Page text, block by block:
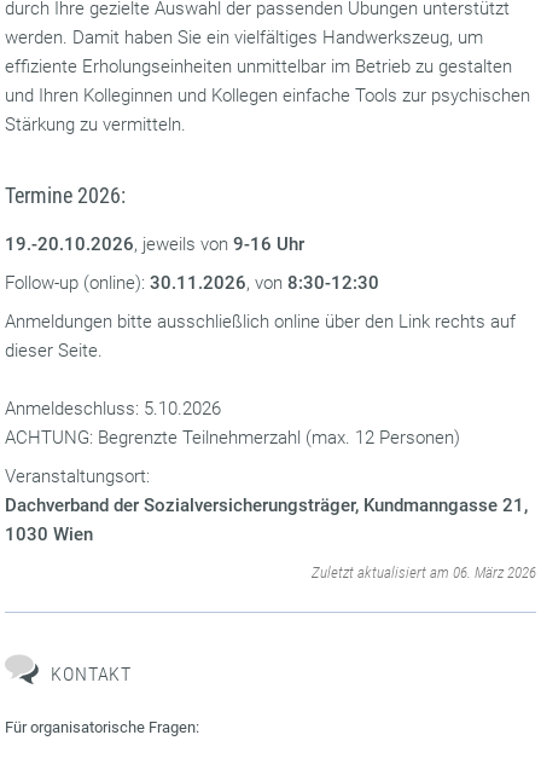
durch Ihre gezielte Auswahl der passenden Übungen unterstützt
werden. Damit haben Sie ein vielfältiges Handwerkszeug, um
effiziente Erholungseinheiten unmittelbar im Betrieb zu gestalten
und Ihren Kolleginnen und Kollegen einfache Tools zur psychischen
Stärkung zu vermitteln.
Termine 2026:
19.-20.10.2026, jeweils von9-16 Uhr
Follow-up (online):30.11.2026, von8:30-12:30
Anmeldungen bitte ausschließlich online über den Link rechts auf
dieser Seite.
Anmeldeschluss: 5.10.2026
ACHTUNG: Begrenzte Teilnehmerzahl (max. 12 Personen)
Veranstaltungsort:
Dachverband der Sozialversicherungsträger, Kundmanngasse 21,
1030 Wien
Zuletzt aktualisiert am 06. März 2026
KONTAKT
Für organisatorische Fragen: